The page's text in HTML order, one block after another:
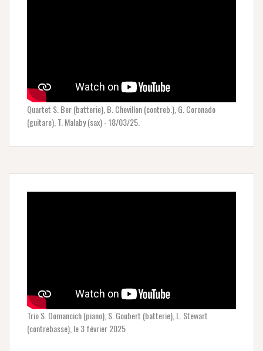
Quartet S. Ber (batterie), B. Chevillon (contreb.), G. Coronado
(guitare), T. Malaby (sax) - 18/03/25.
Trio S. Domancich (piano), S. Goubert (batterie), L. Stewart
(contrebasse), le 3 février 2025